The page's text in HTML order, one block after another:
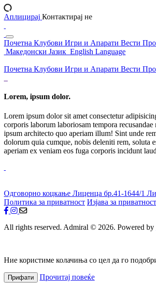
Аплицирај Контактирај не
Почетна Клубови Игри и Апарати Вести
Македонски Јазик English Language
Почетна Клубови Игри и Апарати Вести
Lorem, ipsum dolor.
Lorem ipsum dolor sit amet consectetur
corporis laborum laboriosam tempora
ipsum architecto quo aperiam illum! Sint unde
dolorum quia cumque, nobis deleniti rem, soluta
aperiam ex veniam eos fuga corporis incidunt
Одговорно коцкање Лиценца бр.41-1644/1
Политика за приватност Изјава за
All rights reserved. Admiral © 2026. Powered by
Ние користиме колачиња со цел да го
Прифати Прочитај повеќе